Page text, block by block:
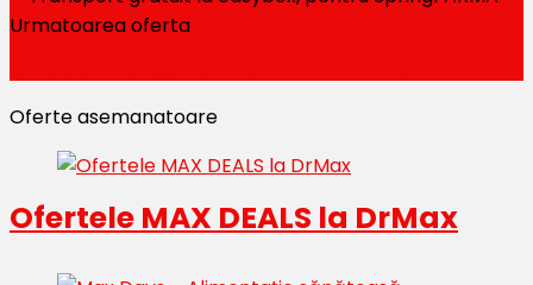
Urmatoarea oferta
Oferte asemanatoare
Ofertele MAX DEALS la DrMax